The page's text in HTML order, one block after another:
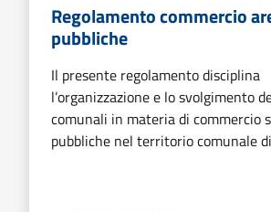
Regolamento commercio
pubbliche
Il presente regolamento disciplina
l’organizzazione e lo svolgimento
comunali in materia di commercio
pubbliche nel territorio comunale